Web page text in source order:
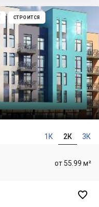
СТРОИТСЯ
1К 2К 3К
от 55.99 м²
